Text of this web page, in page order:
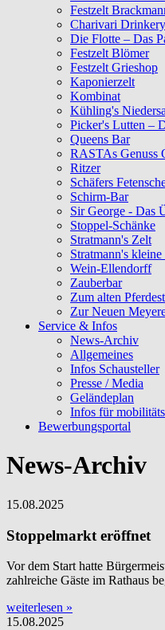
Festzelt
Charivari Drinkery
Die Flotte – Das
Festzelt Blömer
Festzelt Grieshop
Kaponierzelt
Kombinat
Kühling's
Picker's Lutten –
Queens Bar
RASTAs Genuss
Ritzer
Schäfers
Schirm-Bar
Sir George - Das
Stoppel-Schänke
Stratmann's Zelt
Stratmann's kleine
Wein-Ellendorff
Zauberbar
Zum alten
Zur Neuen
Service & Infos
News-Archiv
Allgemeines
Infos Schausteller
Presse / Media
Geländeplan
Infos für
Bewerbungsportal
News-Archiv
15.08.2025
Stoppelmarkt eröffnet
Vor dem Start hatte
zahlreiche Gäste im Rathaus
weiterlesen »
15.08.2025